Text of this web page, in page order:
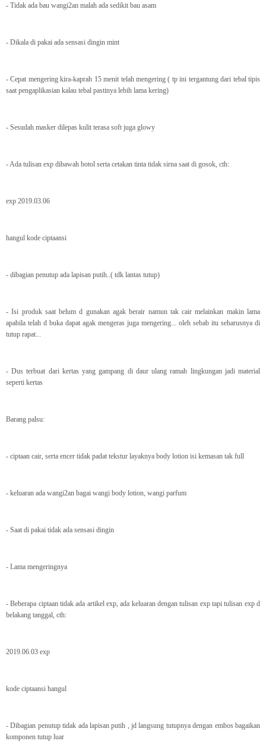
- Tidak ada bau wangi2an malah ada sedikit bau asam
- Dikala di pakai ada sensasi dingin mint
- Cepat mengering kira-kaprah 15 menit telah mengering ( tp ini tergantung dari tebal tipis
saat pengaplikasian kalau tebal pastinya lebih lama kering)
- Sesudah masker dilepas kulit terasa soft juga glowy
- Ada tulisan exp dibawah botol serta cetakan tinta tidak sirna saat di gosok, cth:
exp 2019.03.06
hangul kode ciptaansi
- dibagian penutup ada lapisan putih..( tdk lantas tutup)
- Isi produk saat belum d gunakan agak berair namun tak cair melainkan makin lama
apabila telah d buka dapat agak mengeras juga mengering... oleh sebab itu seharusnya di
tutup rapat...
- Dus terbuat dari kertas yang gampang di daur ulang ramah lingkungan jadi material
seperti kertas
Barang palsu:
- ciptaan cair, serta encer tidak padat tekstur layaknya body lotion isi kemasan tak full
- keluaran ada wangi2an bagai wangi body lotion, wangi parfum
- Saat di pakai tidak ada sensasi dingin
- Lama mengeringnya
- Beberapa ciptaan tidak ada artikel exp, ada keluaran dengan tulisan exp tapi tulisan exp d
belakang tanggal, cth:
2019.06.03 exp
kode ciptaansi hangul
- Dibagian penutup tidak ada lapisan putih , jd langsung tutupnya dengan embos bagaikan
komponen tutup luar